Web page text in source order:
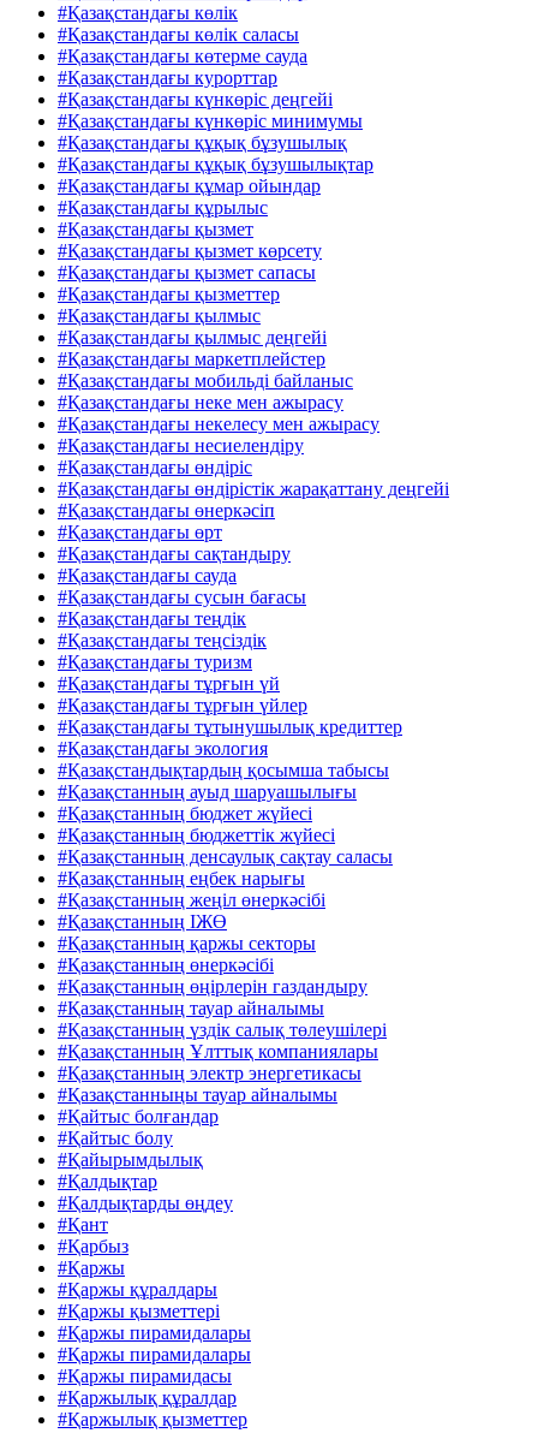
#Қазақстандағы көлік
#Қазақстандағы көлік саласы
#Қазақстандағы көтерме сауда
#Қазақстандағы курорттар
#Қазақстандағы күнкөріс деңгейі
#Қазақстандағы күнкөріс минимумы
#Қазақстандағы құқық бұзушылық
#Қазақстандағы құқық бұзушылықтар
#Қазақстандағы құмар ойындар
#Қазақстандағы құрылыс
#Қазақстандағы қызмет
#Қазақстандағы қызмет көрсету
#Қазақстандағы қызмет сапасы
#Қазақстандағы қызметтер
#Қазақстандағы қылмыс
#Қазақстандағы қылмыс деңгейі
#Қазақстандағы маркетплейстер
#Қазақстандағы мобильді байланыс
#Қазақстандағы неке мен ажырасу
#Қазақстандағы некелесу мен ажырасу
#Қазақстандағы несиелендіру
#Қазақстандағы өндіріс
#Қазақстандағы өндірістік жарақаттану деңгейі
#Қазақстандағы өнеркәсіп
#Қазақстандағы өрт
#Қазақстандағы сақтандыру
#Қазақстандағы сауда
#Қазақстандағы сусын бағасы
#Қазақстандағы теңдік
#Қазақстандағы теңсіздік
#Қазақстандағы туризм
#Қазақстандағы тұрғын үй
#Қазақстандағы тұрғын үйлер
#Қазақстандағы тұтынушылық кредиттер
#Қазақстандағы экология
#Қазақстандықтардың қосымша табысы
#Қазақстанның ауыд шаруашылығы
#Қазақстанның бюджет жүйесі
#Қазақстанның бюджеттік жүйесі
#Қазақстанның денсаулық сақтау саласы
#Қазақстанның еңбек нарығы
#Қазақстанның жеңіл өнеркәсібі
#Қазақстанның ІЖӨ
#Қазақстанның қаржы секторы
#Қазақстанның өнеркәсібі
#Қазақстанның өңірлерін газдандыру
#Қазақстанның тауар айналымы
#Қазақстанның үздік салық төлеушілері
#Қазақстанның Ұлттық компаниялары
#Қазақстанның электр энергетикасы
#Қазақстанныңы тауар айналымы
#Қайтыс болғандар
#Қайтыс болу
#Қайырымдылық
#Қалдықтар
#Қалдықтарды өңдеу
#Қант
#Қарбыз
#Қаржы
#Қаржы құралдары
#Қаржы қызметтері
#Қаржы пирамидалары
#Қаржы пирамидалары
#Қаржы пирамидасы
#Қаржылық құралдар
#Қаржылық қызметтер